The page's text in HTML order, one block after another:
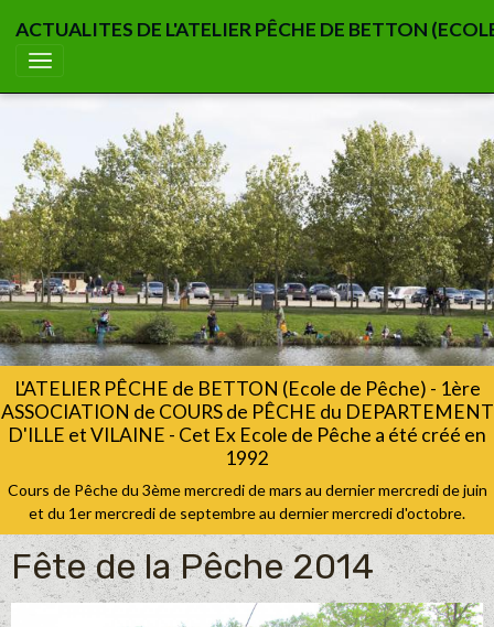
ACTUALITES DE L'ATELIER PÊCHE DE BETTON
L'ATELIER PÊCHE de BETTON (Ecole de Pêche) - 1ère
ASSOCIATION de COURS de PÊCHE du DEPARTEMENT
D'ILLE et VILAINE - Cet Ex Ecole de Pêche a été créé en
1992
Cours de Pêche du 3ème mercredi de mars au dernier mercredi de juin
et du 1er mercredi de septembre au dernier mercredi d'octobre.
Fête de la Pêche 2014